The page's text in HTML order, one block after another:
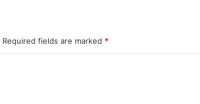
Required fields are marked *